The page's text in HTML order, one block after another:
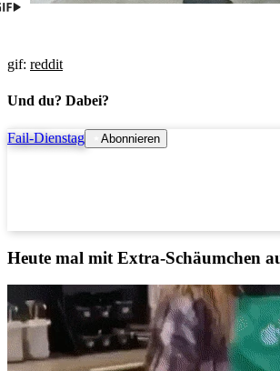
gif: reddit
Und du? Dabei?
Fail-Dienstag Abonnieren
Heute mal mit Extra-Schäumchen